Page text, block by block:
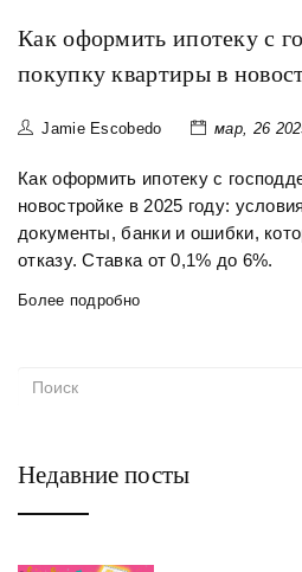
Как оформить ипотеку с
покупку квартиры в
Jamie Escobedo мар, 26
Как оформить ипотеку с
новостройке в 2025 году:
документы, банки и ошибки,
отказу. Ставка от 0,1% до 6%.
Более подробно
Недавние посты